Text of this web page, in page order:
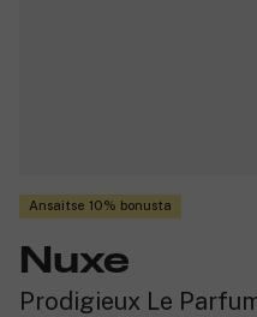
Ansaitse 10% bonusta
Nuxe
Prodigieux Le